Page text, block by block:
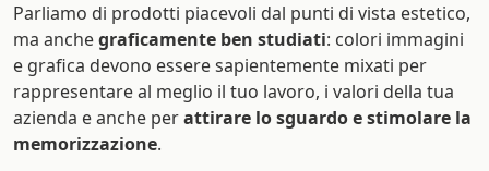
Parliamo di prodotti piacevoli dal punti di vista estetico,
ma anchegraficamente ben studiati: colori immagini
e grafica devono essere sapientemente mixati per
rappresentare al meglio il tuo lavoro, i valori della tua
azienda e anche perattirare lo sguardo e stimolare la
memorizzazione.